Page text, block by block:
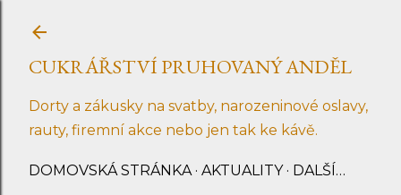
CUKRÁŘSTVÍ PRUHOVANÝ ANDĚL
Dorty a zákusky na svatby, narozeninové oslavy,
rauty, firemní akce nebo jen tak ke kávě.
DOMOVSKÁ STRÁNKA AKTUALITY DALŠÍ…